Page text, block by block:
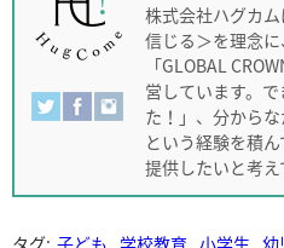
株式会社ハグカ
信じる＞を理念
「GLOBAL
営しています。
た！」、分からな
という経験を積
提供したいと考え
タグ: 子ども 学校教育 小学生 幼